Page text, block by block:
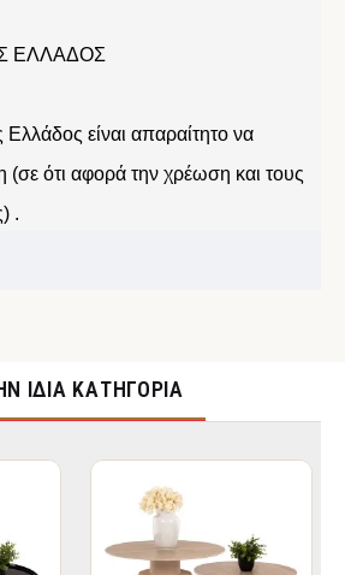
ΕΛΛΑΔΟΣ
Ελλάδος είναι απαραίτητο να
(σε ότι αφορά την χρέωση και τους
.
ΊΔΙΑ ΚΑΤΗΓΟΡΊΑ